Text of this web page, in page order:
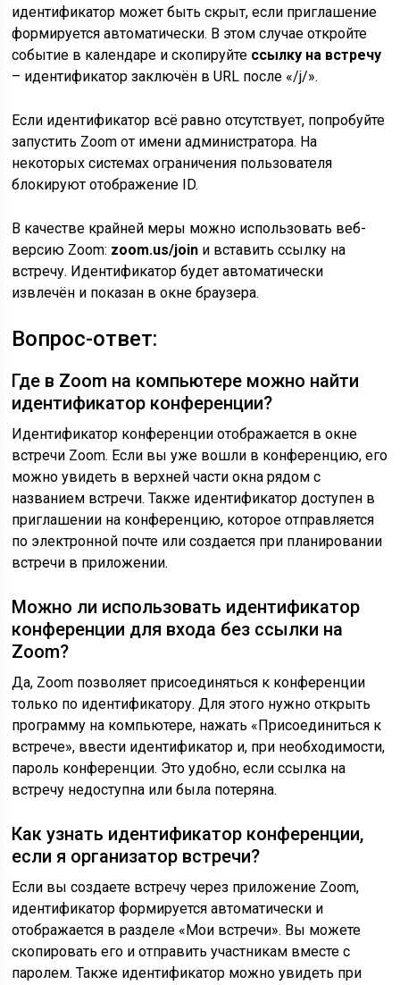
идентификатор может быть скрыт, если приглашение
формируется автоматически. В этом случае откройте
событие в календаре и скопируйте ссылку на встречу
– идентификатор заключён в URL после «/j/».
Если идентификатор всё равно отсутствует, попробуйте
запустить Zoom от имени администратора. На
некоторых системах ограничения пользователя
блокируют отображение ID.
В качестве крайней меры можно использовать веб-
версию Zoom: zoom.us/join и вставить ссылку на
встречу. Идентификатор будет автоматически
извлечён и показан в окне браузера.
Вопрос-ответ:
Где в Zoom на компьютере можно найти
идентификатор конференции?
Идентификатор конференции отображается в окне
встречи Zoom. Если вы уже вошли в конференцию, его
можно увидеть в верхней части окна рядом с
названием встречи. Также идентификатор доступен в
приглашении на конференцию, которое отправляется
по электронной почте или создается при планировании
встречи в приложении.
Можно ли использовать идентификатор
конференции для входа без ссылки на
Zoom?
Да, Zoom позволяет присоединяться к конференции
только по идентификатору. Для этого нужно открыть
программу на компьютере, нажать «Присоединиться к
встрече», ввести идентификатор и, при необходимости,
пароль конференции. Это удобно, если ссылка на
встречу недоступна или была потеряна.
Как узнать идентификатор конференции,
если я организатор встречи?
Если вы создаете встречу через приложение Zoom,
идентификатор формируется автоматически и
отображается в разделе «Мои встречи». Вы можете
скопировать его и отправить участникам вместе с
паролем. Также идентификатор можно увидеть при